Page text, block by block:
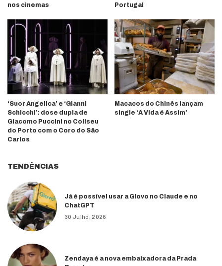
nos cinemas
Portugal
‘Suor Angelica’ e ‘Gianni
Schicchi’: dose dupla de
Giacomo Puccini no Coliseu
do Porto com o Coro do São
Carlos
Macacos do Chinês lançam
single ‘A Vida é Assim’
TENDÊNCIAS
Já é possível usar a Glovo no Claude e no
ChatGPT
30 Julho, 2026
Zendaya é a nova embaixadora da Prada